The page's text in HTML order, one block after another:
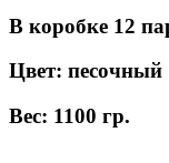
В коробке 12
Цвет: песочный
Вес: 1100 гр.